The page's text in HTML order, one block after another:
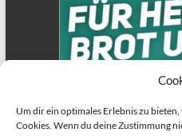
Um dir ein optimales Erlebnis zu
Cookies. Wenn du deine Zustimmung